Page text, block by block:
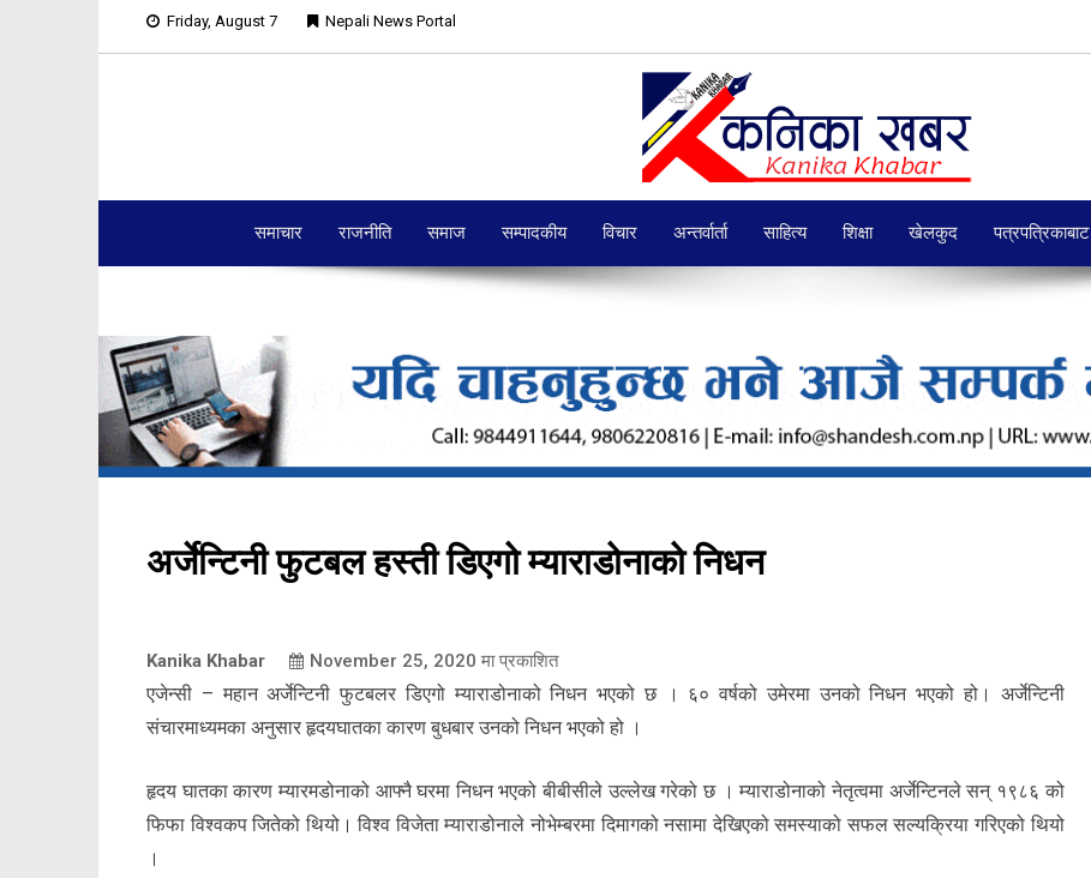
Friday, August 7 Nepali News Portal
समाचार राजनीति समाज सम्पादकीय विचार अन्तर्वार्ता साहित्य शिक्षा खेलकुद पत्रपत्रिकाबाट
अर्जेन्टिनी फुटबल हस्ती डिएगो म्याराडोनाको निधन
Kanika Khabar November 25, 2020 मा प्रकाशित
एजेन्सी – महान अर्जेन्टिनी फुटबलर डिएगो म्याराडोनाको निधन भएको छ । ६० वर्षको उमेरमा उनको निधन भएको हो। अर्जेन्टिनी
संचारमाध्यमका अनुसार हृदयघातका कारण बुधबार उनको निधन भएको हो ।
हृदय घातका कारण म्यारमडोनाको आफ्नै घरमा निधन भएको बीबीसीले उल्लेख गरेको छ । म्याराडोनाको नेतृत्वमा अर्जेन्टिनले सन् १९८६ को
फिफा विश्वकप जितेको थियो। विश्व विजेता म्याराडोनाले नोभेम्बरमा दिमागको नसामा देखिएको समस्याको सफल सल्यक्रिया गरिएको थियो
।